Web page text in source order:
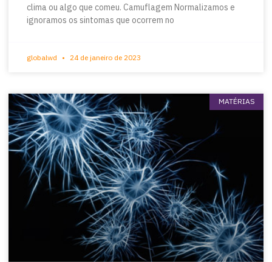
clima ou algo que comeu. Camuflagem Normalizamos e
ignoramos os sintomas que ocorrem no
globalwd 24 de janeiro de 2023
MATÉRIAS